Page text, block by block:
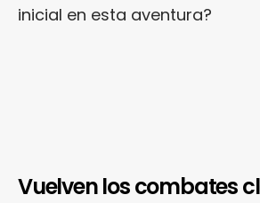
inicial en esta aventura?
Vuelven los combates